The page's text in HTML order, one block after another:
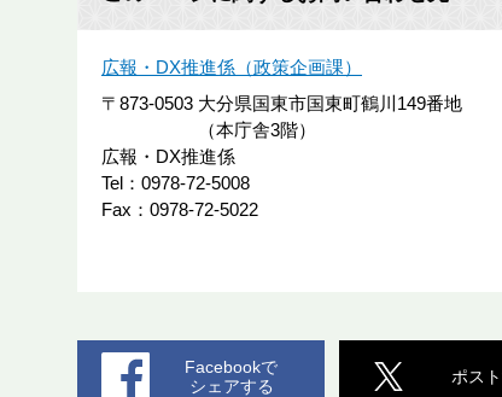
広報・DX推進係（政策企画課）
〒873-0503 大分県国東市国東町鶴川149番地
（本庁舎3階）
広報・DX推進係
Tel：0978-72-5008
Fax：0978-72-5022
Facebookで
シェアする
ポス